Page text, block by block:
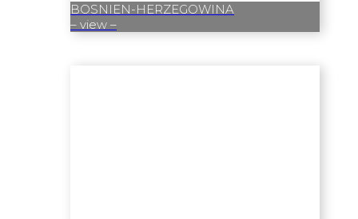
BOSNIEN-HERZEGOWINA
– view –